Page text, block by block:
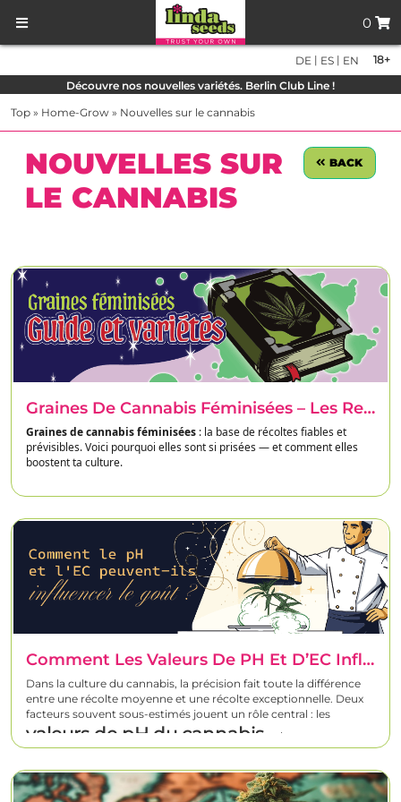
0
18+
DE | ES | EN
Découvre nos nouvelles variétés. Berlin Club Line !
Top » Home-Grow » Nouvelles sur le cannabis
BACK
NOUVELLES SUR
LE CANNABIS
Graines De Cannabis Féminisées – Les Reines Des Graines
Graines de cannabis féminisées : la base de récoltes fiables et
prévisibles. Voici pourquoi elles sont si prisées — et comment elles
boostent ta culture.
Pourquoi choisir des graines
100 % de plantes femelles • récoltes planifiables
Taux de germination prouvés & génétiques sélectionnées
Expédition rapide & prix équitables
Voir les graines féminisées →
Contenu
Que signifie « féminisées »
Atouts : efficacité, constance, qualité
Déroulé pratique
Intérieur vs extérieur
Terpènes & arômes
7 leviers de rendement
Comment Les Valeurs De PH Et D’EC Influencent Le Goût Et Les Profils Terpéniques Du Cannabis
Dans la culture du cannabis, la précision fait toute la différence
entre une récolte moyenne et une récolte exceptionnelle. Deux
facteurs souvent sous-estimés jouent un rôle central : les
valeurs de pH du cannabis et la
capacité de la plante à absorber les nutriments, la fluidité de son
métabolisme et la richesse de ses fleurs en cannabinoïdes et en